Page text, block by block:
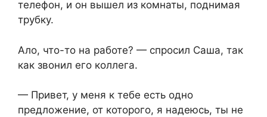
телефон, и он вышел из комнаты, поднимая
трубку.
Ало, что-то на работе? — спросил Саша, так
как звонил его коллега.
— Привет, у меня к тебе есть одно
предложение, от которого, я надеюсь, ты не